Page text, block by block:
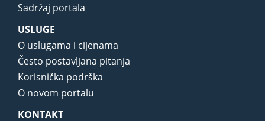
Sadržaj portala
USLUGE
O uslugama i cijenama
Često postavljana pitanja
Korisnička podrška
O novom portalu
KONTAKT